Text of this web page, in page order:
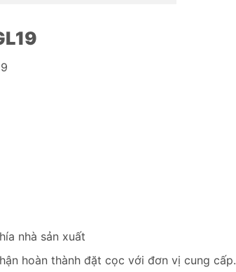
nhà sản xuất
hoàn thành đặt cọc với đơn vị cung cấp.